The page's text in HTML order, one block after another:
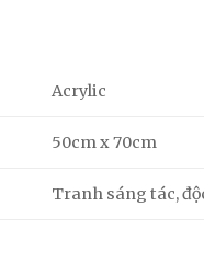
Acrylic
50cm x 70cm
Tranh sáng tác,